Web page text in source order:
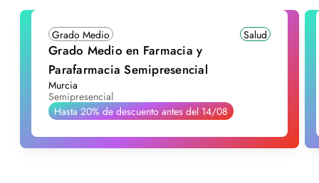
Grado Medio Salud
Grado Medio en Farmacia y
Parafarmacia Semipresencial
Murcia
Semipresencial
Hasta 20% de descuento antes del 14/08